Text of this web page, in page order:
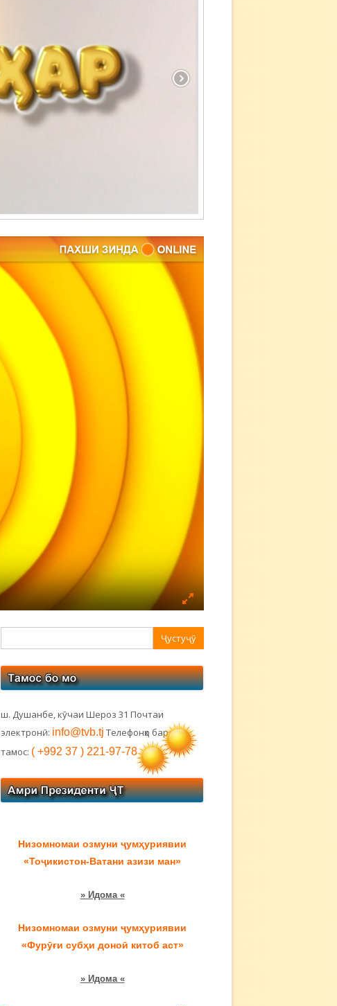
боковая
ш. Душанбе, кӯчаи Шероз 31 Почтаи
электронӣ: info@tvb.tj Телефонҳо барои
тамос: ( +992 37 ) 221-97-78
Низомномаи озмуни ҷумҳуриявии
«Тоҷикистон-Ватани азизи ман»
» Идома «
Низомномаи озмуни ҷумҳуриявии
«Фурӯғи субҳи доноӣ китоб аст»
» Идома «